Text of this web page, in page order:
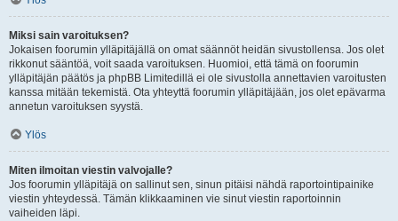
Miksi sain varoituksen?
Jokaisen foorumin ylläpitäjällä on omat säännöt heidän sivustollensa. Jos olet
rikkonut sääntöä, voit saada varoituksen. Huomioi, että tämä on foorumin
ylläpitäjän päätös ja phpBB Limitedillä ei ole sivustolla annettavien varoitusten
kanssa mitään tekemistä. Ota yhteyttä foorumin ylläpitäjään, jos olet epävarma
annetun varoituksen syystä.
Ylös
Miten ilmoitan viestin valvojalle?
Jos foorumin ylläpitäjä on sallinut sen, sinun pitäisi nähdä raportointipainike
viestin yhteydessä. Tämän klikkaaminen vie sinut viestin raportoinnin
vaiheiden läpi.